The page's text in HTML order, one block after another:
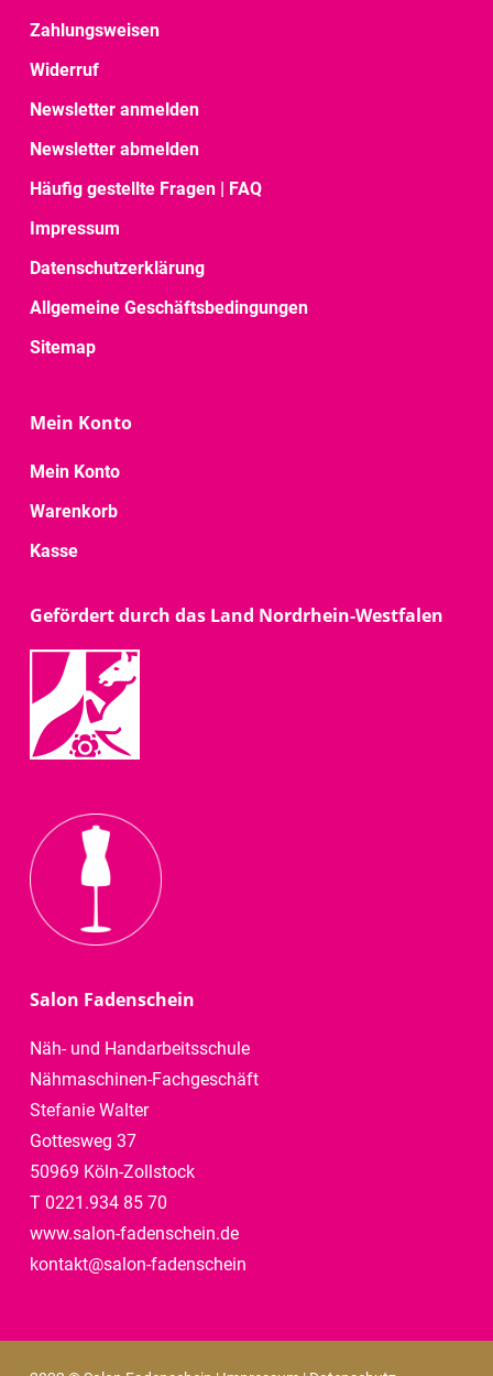
Zahlungsweisen
Widerruf
Newsletter anmelden
Newsletter abmelden
Häufig gestellte Fragen | FAQ
Impressum
Datenschutzerklärung
Allgemeine Geschäftsbedingungen
Sitemap
Mein Konto
Mein Konto
Warenkorb
Kasse
Gefördert durch das Land Nordrhein-Westfalen
Salon Fadenschein
Näh- und Handarbeitsschule
Nähmaschinen-Fachgeschäft
Stefanie Walter
Gottesweg 37
50969 Köln-Zollstock
T 0221.934 85 70
www.salon-fadenschein.de
kontakt@salon-fadenschein